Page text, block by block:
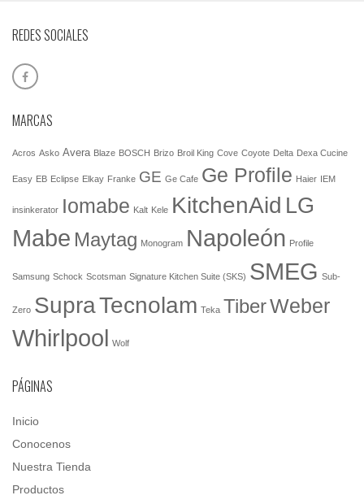
REDES SOCIALES
MARCAS
Acros Asko Avera Blaze BOSCH Brizo Broil King Cove Coyote Delta Dexa Cucine
Easy EB Eclipse Elkay Franke GE Ge Cafe Ge Profile Haier IEM
insinkerator Iomabe Kalt Kele KitchenAid LG
Mabe Maytag Monogram Napoleón Profile
Samsung Schock Scotsman Signature Kitchen Suite (SKS) SMEG Sub-
Zero SupraTecnolam Teka TiberWeber
Whirlpool Wolf
PÁGINAS
Inicio
Conocenos
Nuestra Tienda
Productos